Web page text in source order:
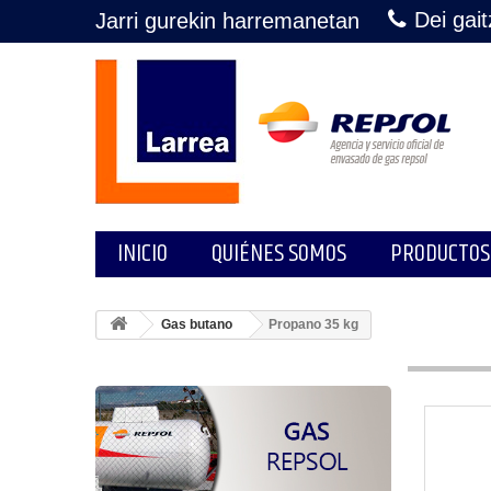
Jarri gurekin harremanetan Dei
INICIO QUIÉNES SOMOS PRODUCTOS
Gas butano Propano 35 kg